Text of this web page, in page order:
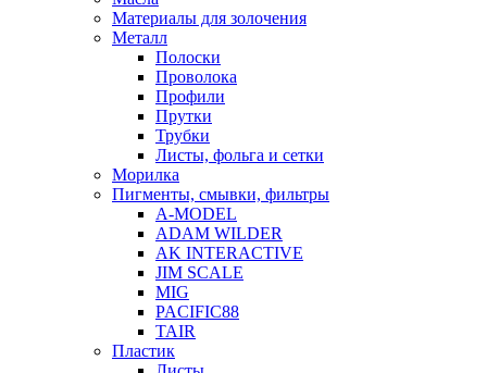
Материалы для золочения
Металл
Полоски
Проволока
Профили
Прутки
Трубки
Листы, фольга и сетки
Морилка
Пигменты, смывки, фильтры
A-MODEL
ADAM WILDER
AK INTERACTIVE
JIM SCALE
MIG
PACIFIC88
TAIR
Пластик